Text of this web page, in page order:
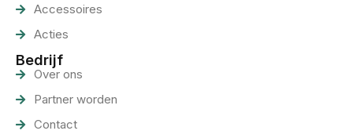
Accessoires
Acties
Bedrijf
Over ons
Partner worden
Contact